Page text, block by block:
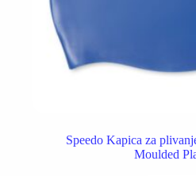
Speedo Kapica za
Moulded